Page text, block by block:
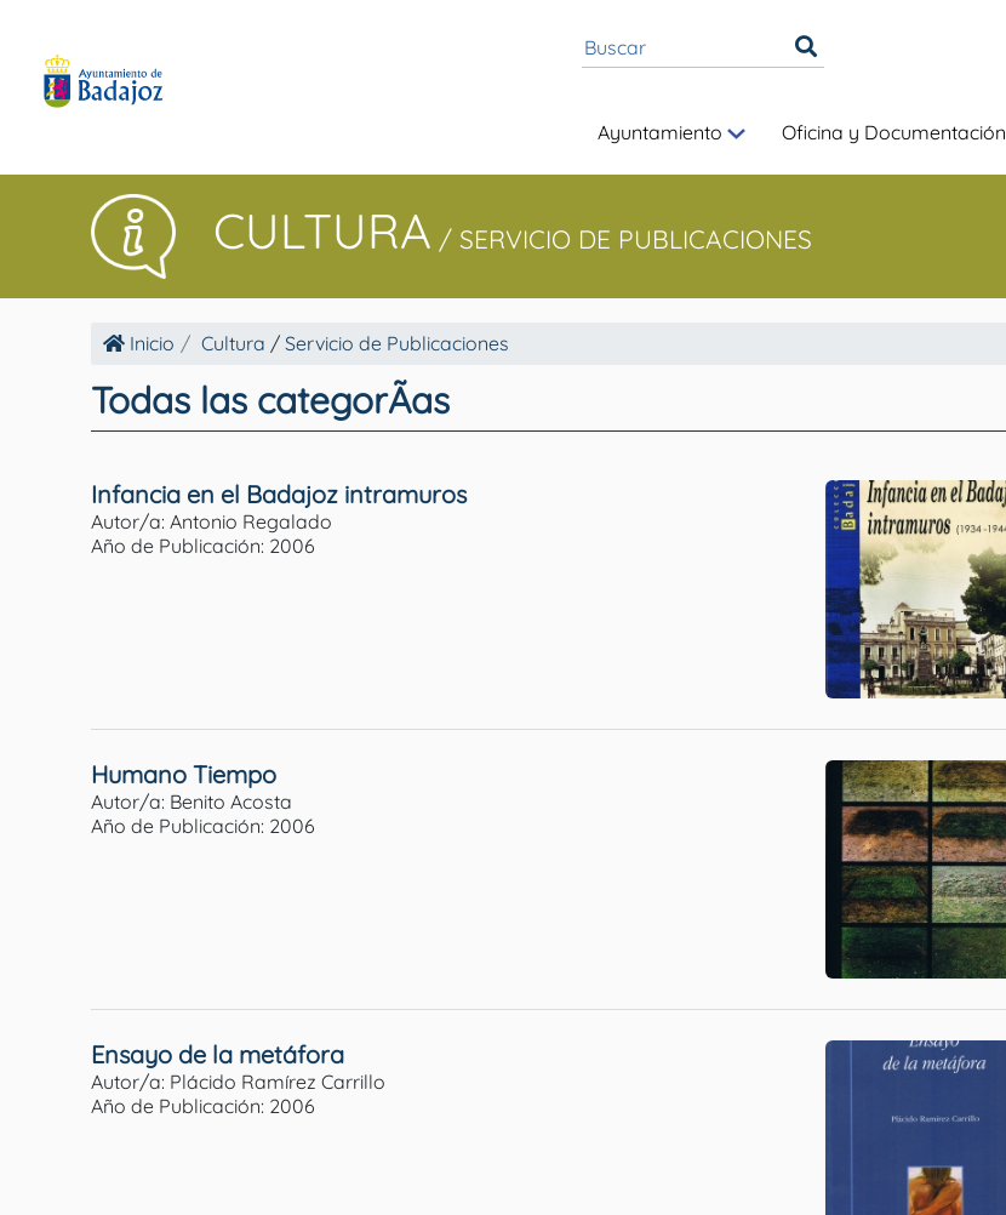
Ayuntamiento Oficina y Documentación
CULTURA / SERVICIO DE PUBLICACIONES
Inicio Cultura / Servicio de Publicaciones
Todas las categorÃ­as
Infancia en el Badajoz intramuros
Autor/a: Antonio Regalado
Año de Publicación: 2006
Humano Tiempo
Autor/a: Benito Acosta
Año de Publicación: 2006
Ensayo de la metáfora
Autor/a: Plácido Ramírez Carrillo
Año de Publicación: 2006